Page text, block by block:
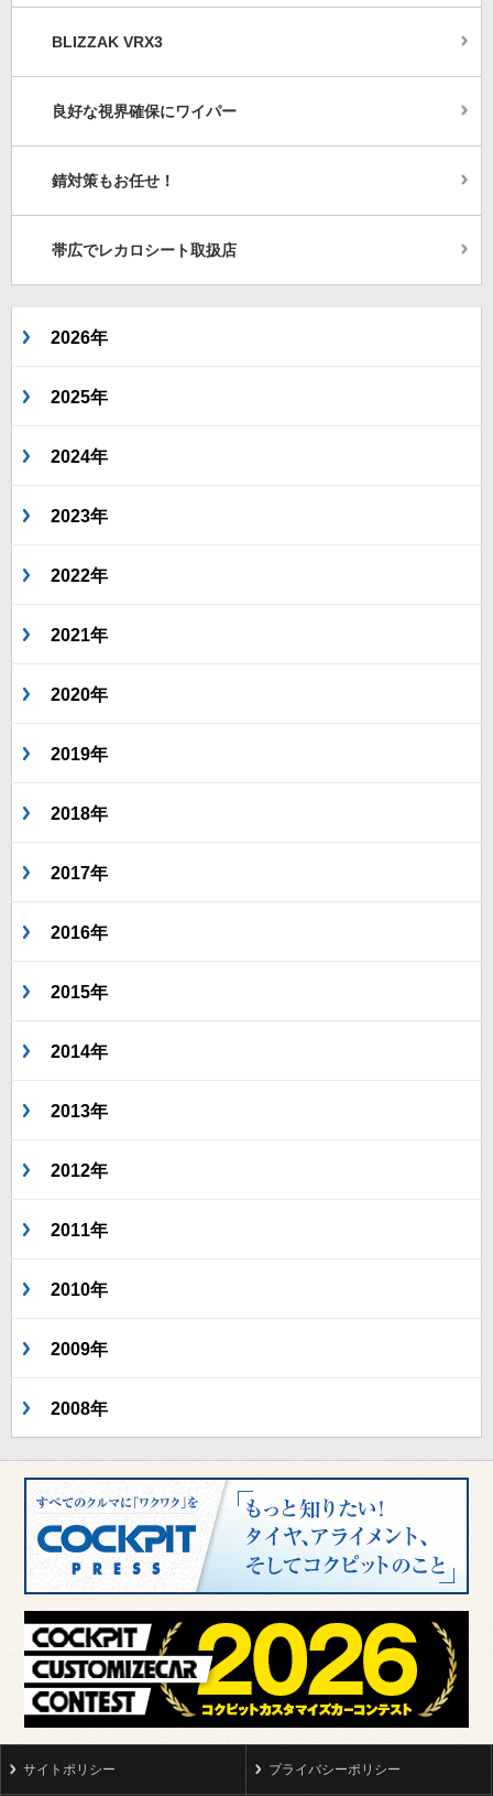
BLIZZAK VRX3
良好な視界確保にワイパー
錆対策もお任せ！
帯広でレカロシート取扱店
2026年
2025年
2024年
2023年
2022年
2021年
2020年
2019年
2018年
2017年
2016年
2015年
2014年
2013年
2012年
2011年
2010年
2009年
2008年
サイトポリシー プライバシーポリシー